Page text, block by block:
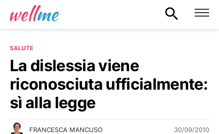
SALUTE
La dislessia viene
riconosciuta ufficialmente:
sì alla legge
FRANCESCA MANCUSO 30/09/2010